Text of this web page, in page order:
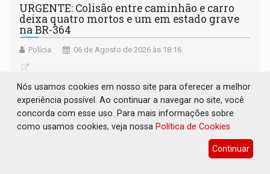
URGENTE: Colisão entre caminhão e carro
deixa quatro mortos e um em estado grave
na BR-364
Polícia 06 de Agosto de 2026 às 18:16
Nós usamos cookies em nosso site para oferecer a melhor
experiência possível. Ao continuar a navegar no site, você
concorda com esse uso. Para mais informações sobre
como usamos cookies, veja nossa Política de Cookies
Continuar